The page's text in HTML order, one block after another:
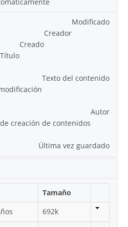
Modificado
Creador
Creado
Título
Texto del contenido
Autor
creación de contenidos
Última vez guardado
Tamaño
692k